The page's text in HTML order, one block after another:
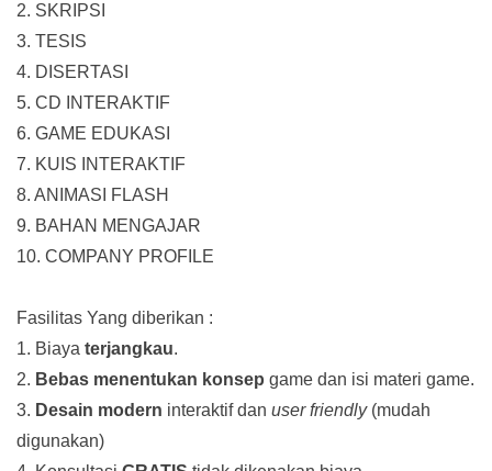
2. SKRIPSI
3. TESIS
4. DISERTASI
5. CD INTERAKTIF
6. GAME EDUKASI
7. KUIS INTERAKTIF
8. ANIMASI FLASH
9. BAHAN MENGAJAR
10. COMPANY PROFILE
Fasilitas Yang diberikan :
1. Biaya terjangkau.
2. Bebas menentukan konsep game dan isi materi game.
3. Desain modern interaktif dan user friendly(mudah
digunakan)